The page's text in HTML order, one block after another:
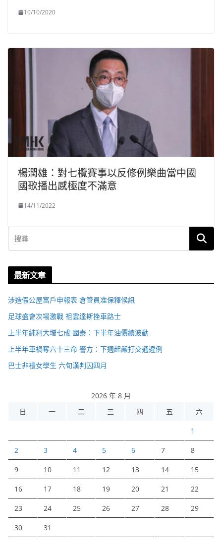
10/10/2020
楊潤雄：對七欖賽事以反修例樂曲當中國
國歌播出感極度不滿意
14/11/2022
最新文章
涉造假公屋富戶申報表 倉管員准保釋候訊
足球盛會次場激戰 祖雲達斯挫車路士
上半年純利大增七成 國泰：下半年油價續波動
上半年車禍奪六十三命 警方：下週起嚴打交通違例
巴士非禮女學生 六旬漢判囚四月
2026 年 8 月
日
一 二 三 四 五 六
1
2 3 4 5 6 7 8
9 10 11 12 13 14 15
16 17 18 19 20 21 22
23 24 25 26 27 28 29
30 31